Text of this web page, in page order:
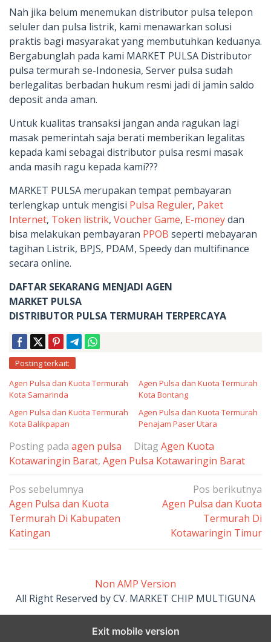
Nah jika belum menemukan distributor pulsa telepon
seluler dan pulsa listrik, kami menawarkan solusi
praktis bagi masyarakat yang membutuhkan keduanya.
Bergabunglah pada kami MARKET PULSA Distributor
pulsa termurah se-Indonesia, Server pulsa sudah
berlegalitas berbadan hukum resmi jadi di jamin saldo
deposit anda aman.
Untuk kualitas transaksi jangan anda ragukan lagi
masak pemerintah saja berati memberikan legalitas
kepada kami sebagai distributor pulsa resmi masak
anda masih ragu kepada kami???
MARKET PULSA merupakan tempat pembayaran
terlengkap untuk mengisi Pulsa Reguler, Paket
Internet, Token listrik, Voucher Game, E-moneydan
bisa melakukan pembayaran PPOB seperti mebayaran
tagihan Listrik, BPJS, PDAM, Speedy dan multifinance
secara online.
DAFTAR SEKARANG MENJADI AGEN
MARKET PULSA
DISTRIBUTOR PULSA TERMURAH TERPERCAYA
Posting terkait:
Agen Pulsa dan Kuota Termurah
Kota Samarinda
Agen Pulsa dan Kuota Termurah
Kota Bontang
Agen Pulsa dan Kuota Termurah
Kota Balikpapan
Agen Pulsa dan Kuota Termurah
Penajam Paser Utara
Posting pada agen pulsa Ditag Agen Kuota
Kotawaringin Barat, Agen Pulsa Kotawaringin Barat
Navigasi
pos
Pos sebelumnya
Agen Pulsa dan Kuota
Termurah Di Kabupaten
Katingan
Pos berikutnya
Agen Pulsa dan Kuota
Termurah Di
Kotawaringin Timur
Non AMP Version
All Right Reserved by CV. MARKET CHIP MULTIGUNA
Exit mobile version